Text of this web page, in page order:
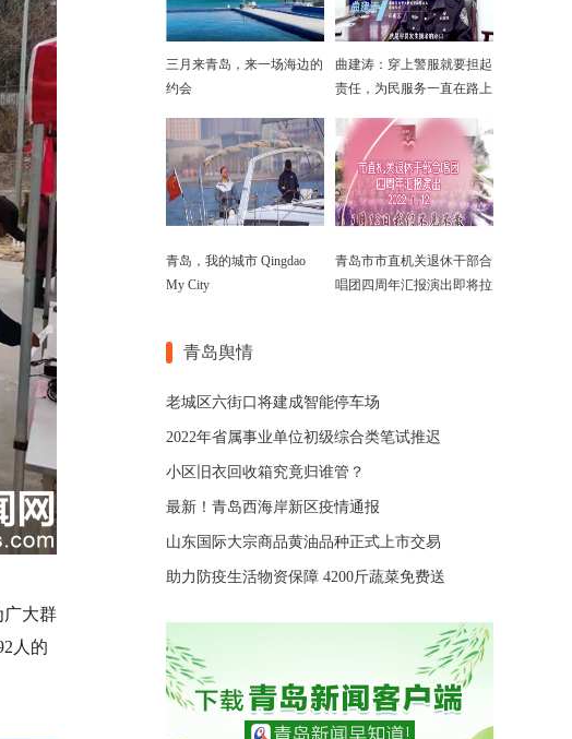
广大群
人的
三月来青岛，来一场海边的
约会
曲建涛：穿上警服就要担起
责任，为民服务一直在路上
青岛，我的城市 Qingdao
My City
青岛市市直机关退休干部合
唱团四周年汇报演出即将拉
青岛舆情
老城区六街口将建成智能停车场
2022年省属事业单位初级综合类笔试推迟
小区旧衣回收箱究竟归谁管？
最新！青岛西海岸新区疫情通报
山东国际大宗商品黄油品种正式上市交易
助力防疫生活物资保障 4200斤蔬菜免费送